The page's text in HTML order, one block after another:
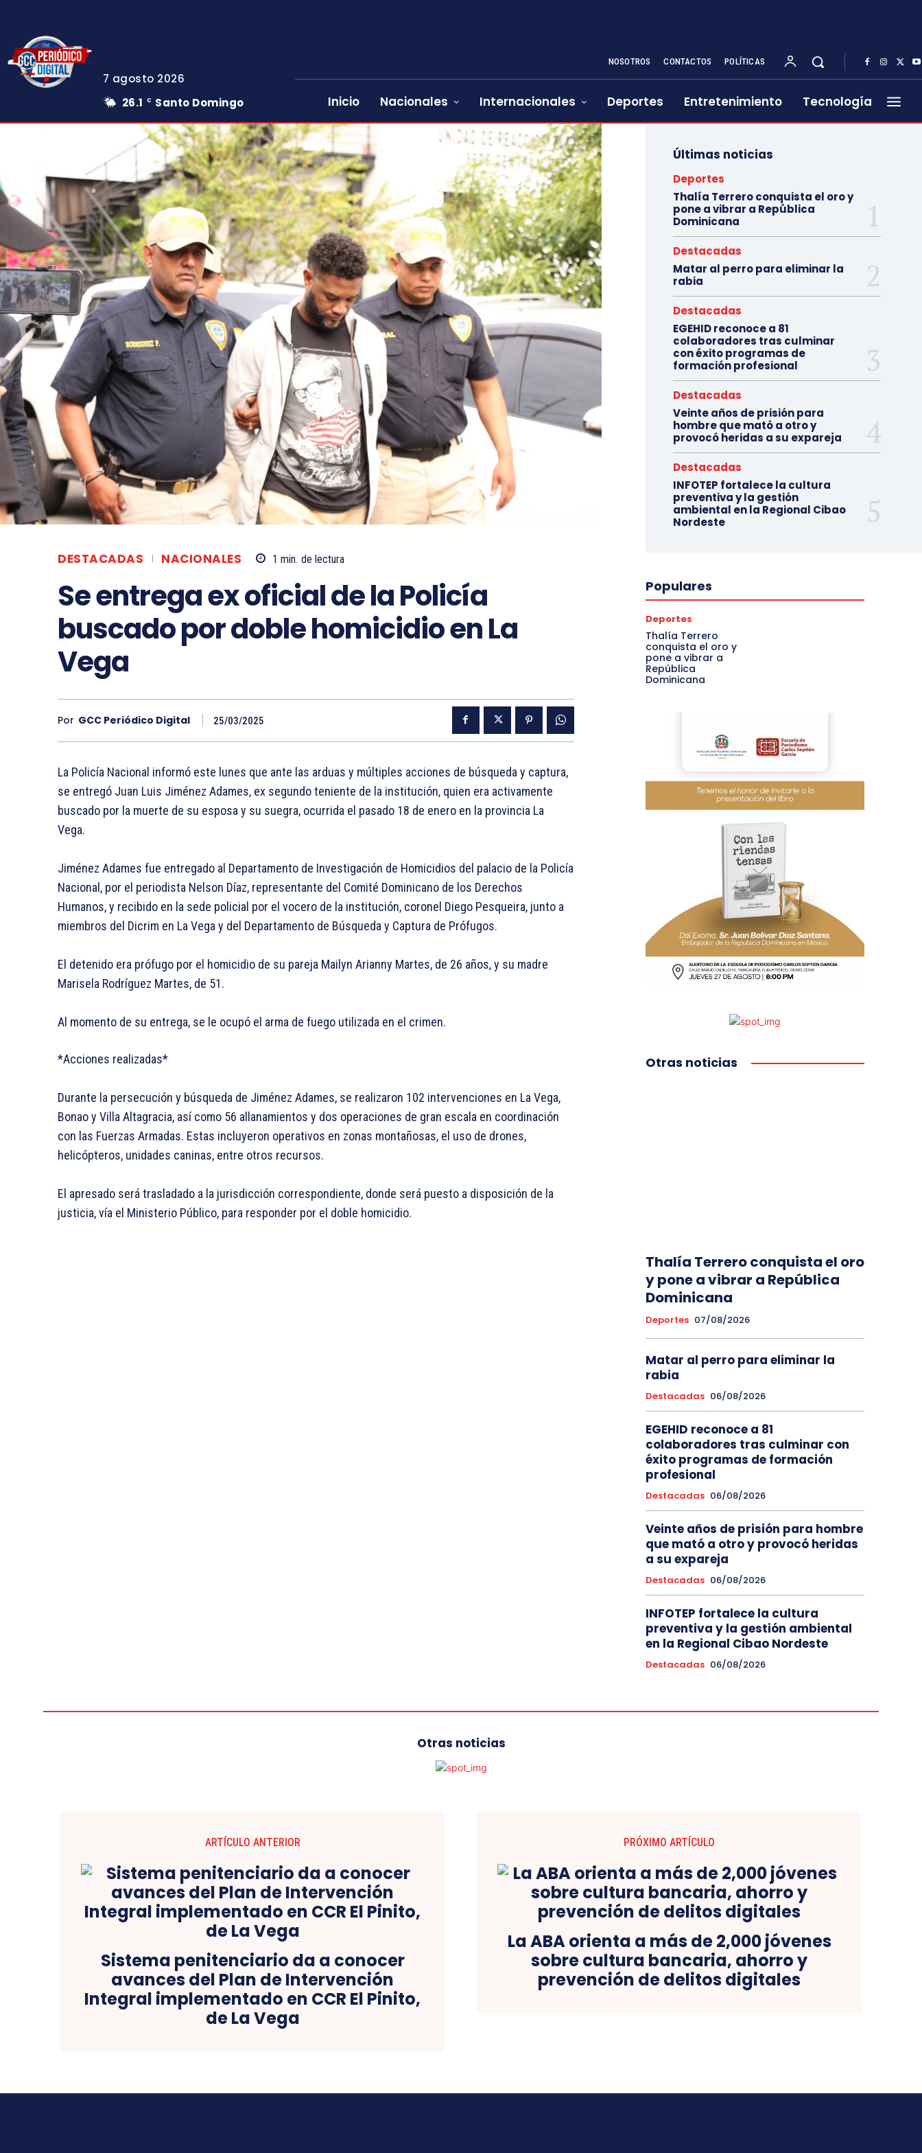
7 agosto 2026
26.1
C Santo Domingo
NOSOTROS CONTACTOS POLÍTICAS
Inicio Nacionales Internacionales Deportes Entretenimiento Tecnología
DESTACADAS NACIONALES 1 min. de lectura
Se entrega ex oficial de la Policía
buscado por doble homicidio en La
Vega
Por GCC Periódico Digital 25/03/2025
La Policía Nacional informó este lunes que ante las arduas y múltiples acciones de búsqueda y captura,
se entregó Juan Luis Jiménez Adames, ex segundo teniente de la institución, quien era activamente
buscado por la muerte de su esposa y su suegra, ocurrida el pasado 18 de enero en la provincia La
Vega.
Jiménez Adames fue entregado al Departamento de Investigación de Homicidios del palacio de la Policía
Nacional, por el periodista Nelson Díaz, representante del Comité Dominicano de los Derechos
Humanos, y recibido en la sede policial por el vocero de la institución, coronel Diego Pesqueira, junto a
miembros del Dicrim en La Vega y del Departamento de Búsqueda y Captura de Prófugos.
El detenido era prófugo por el homicidio de su pareja Mailyn Arianny Martes, de 26 años, y su madre
Marisela Rodríguez Martes, de 51.
Al momento de su entrega, se le ocupó el arma de fuego utilizada en el crimen.
*Acciones realizadas*
Durante la persecución y búsqueda de Jiménez Adames, se realizaron 102 intervenciones en La Vega,
Bonao y Villa Altagracia, así como 56 allanamientos y dos operaciones de gran escala en coordinación
con las Fuerzas Armadas. Estas incluyeron operativos en zonas montañosas, el uso de drones,
helicópteros, unidades caninas, entre otros recursos.
El apresado será trasladado a la jurisdicción correspondiente, donde será puesto a disposición de la
justicia, vía el Ministerio Público, para responder por el doble homicidio.
Últimas noticias
Deportes
Thalía Terrero conquista el oro y
pone a vibrar a República
Dominicana
Destacadas
Matar al perro para eliminar la
rabia
Destacadas
EGEHID reconoce a 81
colaboradores tras culminar
con éxito programas de
formación profesional
Destacadas
Veinte años de prisión para
hombre que mató a otro y
provocó heridas a su expareja
Destacadas
INFOTEP fortalece la cultura
preventiva y la gestión
ambiental en la Regional Cibao
Nordeste
Populares
Deportes
Thalía Terrero
conquista el oro y
pone a vibrar a
República
Dominicana
Otras noticias
Thalía Terrero conquista el oro
y pone a vibrar a República
Dominicana
Deportes 07/08/2026
Matar al perro para eliminar la
rabia
Destacadas 06/08/2026
EGEHID reconoce a 81
colaboradores tras culminar con
éxito programas de formación
profesional
Destacadas 06/08/2026
Veinte años de prisión para hombre
que mató a otro y provocó heridas
a su expareja
Destacadas 06/08/2026
INFOTEP fortalece la cultura
preventiva y la gestión ambiental
en la Regional Cibao Nordeste
Destacadas 06/08/2026
Otras noticias
ARTÍCULO ANTERIOR
Sistema penitenciario da a conocer
avances del Plan de Intervención
Integral implementado en CCR El Pinito,
de La Vega
PRÓXIMO ARTÍCULO
La ABA orienta a más de 2,000 jóvenes
sobre cultura bancaria, ahorro y
prevención de delitos digitales